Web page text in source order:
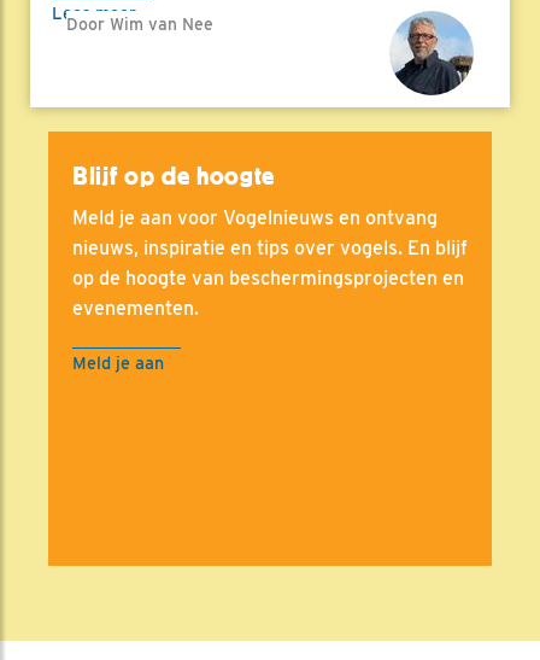
Lees meer
Door Wim van Nee
Blijf op de hoogte
Meld je aan voor Vogelnieuws en ontvang
nieuws, inspiratie en tips over vogels. En blijf
op de hoogte van beschermingsprojecten en
evenementen.
Meld je aan